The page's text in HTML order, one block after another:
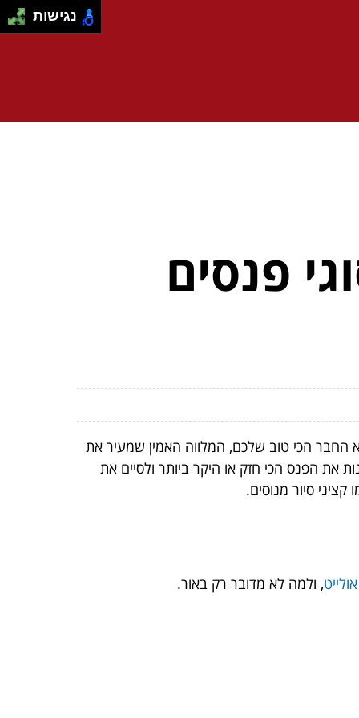
פנסים
החבר הכי טוב שלכם, המלווה האמין שמעיר את
הפנס הכי חזק או היקר ביותר ולסיים את
סיור מנוסים.
, ולמה לא מדובר רק באור.
נגישות